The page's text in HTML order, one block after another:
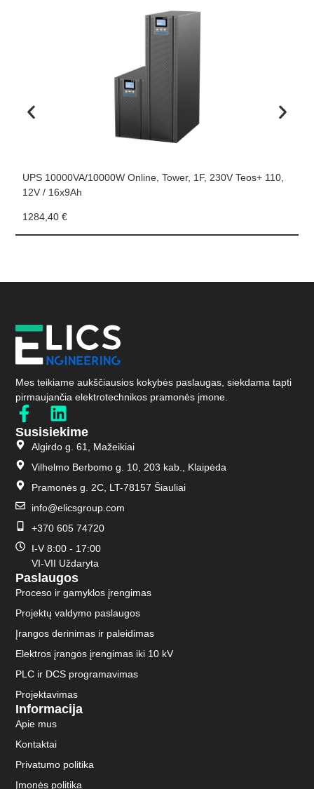
UPS 10000VA/10000W Online, Tower, 1F, 230V Teos+ 110,
12V / 16x9Ah
1284,40€
Mes teikiame aukščiausios kokybės paslaugas, siekdama tapti
pirmaujančia elektrotechnikos pramonės įmone.
Paslaugos
Proceso ir gamyklos įrengimas
Projektų valdymo paslaugos
Įrangos derinimas ir paleidimas
Elektros įrangos įrengimas iki 10 kV
PLC ir DCS programavimas
Projektavimas
Informacija
Apie mus
Kontaktai
Privatumo politika
Įmonės politika
Susisiekime
Algirdo g. 61, Mažeikiai
Vilhelmo Berbomo g. 10, 203 kab., Klaipėda
Pramonės g. 2C, LT-78157 Šiauliai
info@elicsgroup.com
+370 605 74720
I-V 8:00 - 17:00
VI-VII Uždaryta